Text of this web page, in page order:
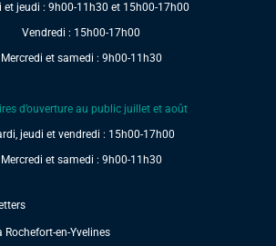
et jeudi : 9h00-11h30 et 15h00-17h00
Vendredi : 15h00-17h00
Mercredi et samedi : 9h00-11h30
d’ouverture au public juillet et août
jeudi et vendredi : 15h00-17h00
Mercredi et samedi : 9h00-11h30
Rochefort-en-Yvelines